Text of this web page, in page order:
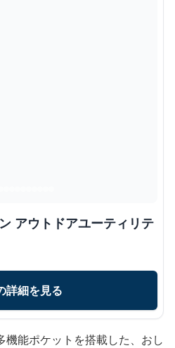
アウトドアユーティリテ
詳細を見る
機能ポケットを搭載した、おし